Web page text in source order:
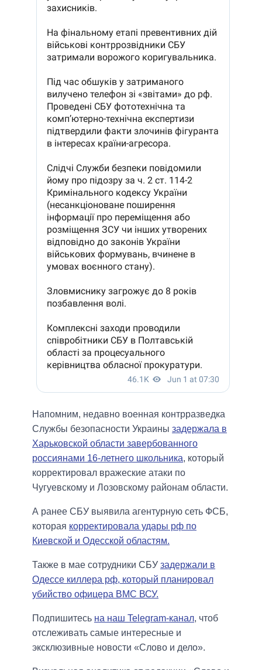
Напомним, недавно военная контрразведка
Службы безопасности Украины задержала в
Харьковской области завербованного
россиянами 16-летнего школьника, который
корректировал вражеские атаки по
Чугуевскому и Лозовскому районам области.
А ранее СБУ выявила агентурную сеть ФСБ,
которая корректировала удары рф по
Киевской и Одесской областям.
Также в мае сотрудники СБУ задержали в
Одессе киллера рф, который планировал
убийство офицера ВМС ВСУ.
Подпишитесь на наш Telegram-канал, чтоб
отслеживать самые интересные и
эксклюзивные новости «Слово и дело».